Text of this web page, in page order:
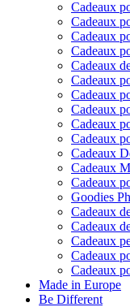
Cadeaux
Cadeaux
Cadeaux
Cadeaux
Cadeaux
Cadeaux
Cadeaux
Cadeaux
Cadeaux
Cadeaux
Cadeaux
Cadeaux
Cadeaux
Goodies
Cadeaux
Cadeaux
Cadeaux
Cadeaux
Cadeaux
Made in Europe
Be Different